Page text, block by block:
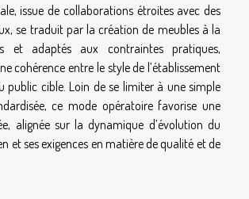
issue de collaborations étroites avec des
se traduit par la création de meubles à la
et adaptés aux contraintes pratiques,
cohérence entre le style de l’établissement
public cible. Loin de se limiter à une simple
ce mode opératoire favorise une
alignée sur la dynamique d’évolution du
et ses exigences en matière de qualité et de